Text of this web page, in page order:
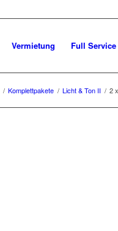
Vermietung Full Service
/ Komplettpakete / Licht & Ton II / 2